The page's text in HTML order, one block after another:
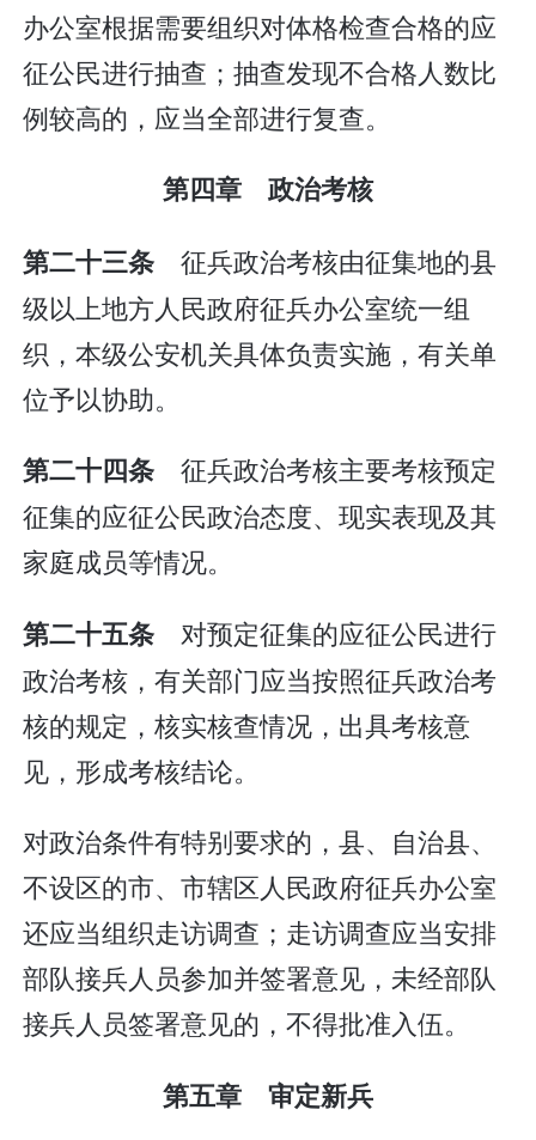
办公室根据需要组织对体格检查合格的应
征公民进行抽查；抽查发现不合格人数比
例较高的，应当全部进行复查。
第四章 政治考核
第二十三条 征兵政治考核由征集地的县
级以上地方人民政府征兵办公室统一组
织，本级公安机关具体负责实施，有关单
位予以协助。
第二十四条 征兵政治考核主要考核预定
征集的应征公民政治态度、现实表现及其
家庭成员等情况。
第二十五条 对预定征集的应征公民进行
政治考核，有关部门应当按照征兵政治考
核的规定，核实核查情况，出具考核意
见，形成考核结论。
对政治条件有特别要求的，县、自治县、
不设区的市、市辖区人民政府征兵办公室
还应当组织走访调查；走访调查应当安排
部队接兵人员参加并签署意见，未经部队
接兵人员签署意见的，不得批准入伍。
第五章 审定新兵